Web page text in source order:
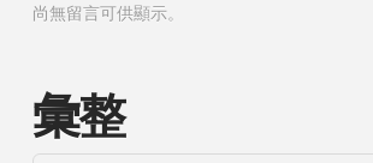
尚無留言可供顯示。
彙整